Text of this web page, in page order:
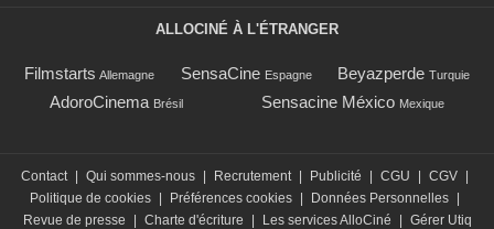
ALLOCINÉ À L'ÉTRANGER
Filmstarts Allemagne SensaCine Espagne Beyazperde Turquie
AdoroCinema Brésil Sensacine México Mexique
Contact Qui sommes-nous Recrutement Publicité CGU CGV
Politique de cookies
Préférences cookies Données Personnelles
Revue de presse
Charte d'écriture Les services AlloCiné Gérer Utiq